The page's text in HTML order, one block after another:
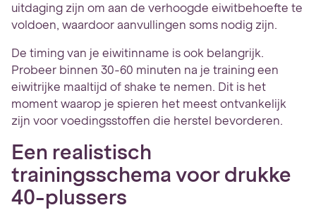
uitdaging zijn om aan de verhoogde eiwitbehoefte te
voldoen, waardoor aanvullingen soms nodig zijn.
De timing van je eiwitinname is ook belangrijk.
Probeer binnen 30-60 minuten na je training een
eiwitrijke maaltijd of shake te nemen. Dit is het
moment waarop je spieren het meest ontvankelijk
zijn voor voedingsstoffen die herstel bevorderen.
Een realistisch
trainingsschema voor drukke
40-plussers